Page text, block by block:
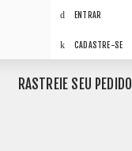
ENTRAR
CADASTRE-SE
RASTREIE SEU PEDIDO